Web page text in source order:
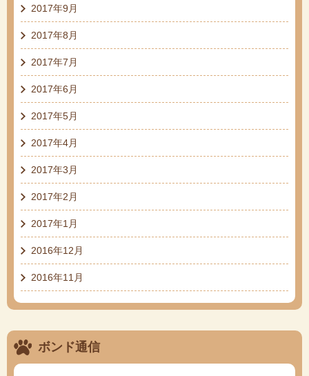
2017年9月
2017年8月
2017年7月
2017年6月
2017年5月
2017年4月
2017年3月
2017年2月
2017年1月
2016年12月
2016年11月
ボンド通信